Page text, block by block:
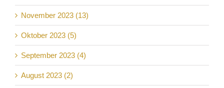
November 2023 (13)
Oktober 2023 (5)
September 2023 (4)
August 2023 (2)